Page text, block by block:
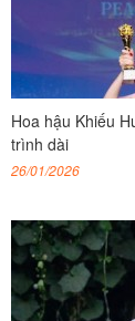
Hoa hậu Khiếu
trình dài
26/01/2026